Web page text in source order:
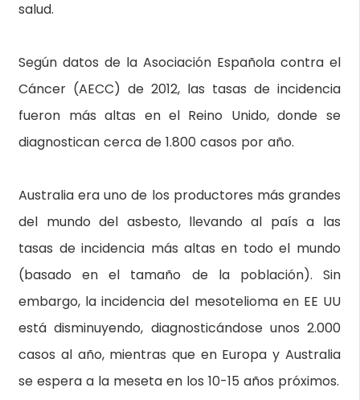
salud.
Según datos de la Asociación Española contra el
Cáncer (AECC) de 2012, las tasas de incidencia
fueron más altas en el Reino Unido, donde se
diagnostican cerca de 1.800 casos por año.
Australia era uno de los productores más grandes
del mundo del asbesto, llevando al país a las
tasas de incidencia más altas en todo el mundo
(basado en el tamaño de la población). Sin
embargo, la incidencia del mesotelioma en EE UU
está disminuyendo, diagnosticándose unos 2.000
casos al año, mientras que en Europa y Australia
se espera a la meseta en los 10-15 años próximos.